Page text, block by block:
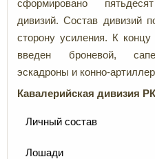
сформировано
дивизий. Состав дивизий
сторону усиления. К
введен броневой,
эскадроны и конно-
Кавалерийская дивизия
Личный состав
Лошади